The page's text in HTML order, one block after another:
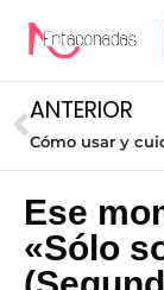
ANTERIOR
Ese
«Sólo